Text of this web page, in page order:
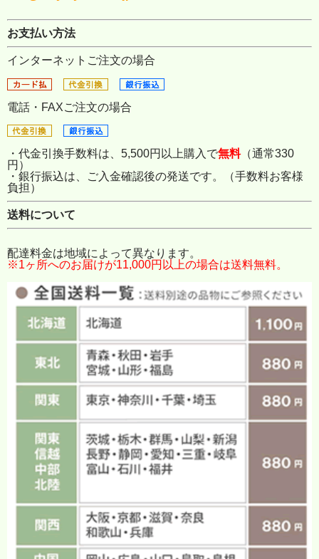
お支払い方法
インターネットご注文の場合
電話・FAXご注文の場合
・代金引換手数料は、5,500円以上購入で無料（通常330
円）
・銀行振込は、ご入金確認後の発送です。（手数料お客様
負担）
送料について
配達料金は地域によって異なります。
※1ヶ所へのお届けが11,000円以上の場合は送料無料。